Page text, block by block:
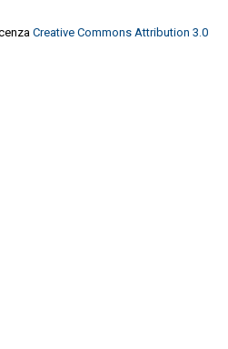
Creative Commons Attribution 3.0